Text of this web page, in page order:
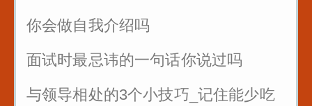
你会做自我介绍吗
面试时最忌讳的一句话你说过吗
与领导相处的3个小技巧_记住能少吃